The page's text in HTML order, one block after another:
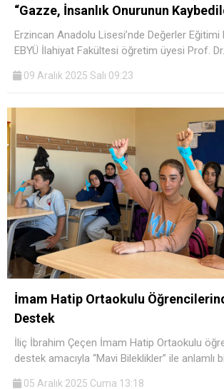
“Gazze, İnsanlık Onurunun
Erzincan Anadolu Lisesi’nde Değerler Eğitimi
EBYÜ İlahiyat Fakültesi öğretim üyesi Prof.
09 Aralık 2025 Salı 09:23
İmam Hatip Ortaokulu
Destek
İliç İbrahim Çeçen İmam Hatip Ortaokulu
destek amacıyla “Mavi Bileklikler” ile anlamlı
05 Aralık 2025 Cuma 13:18